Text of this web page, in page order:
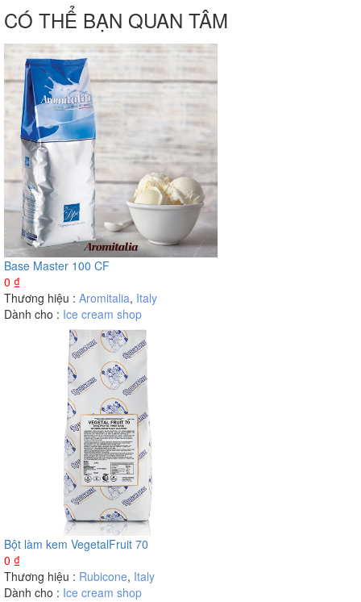
CÓ THỂ BẠN QUAN TÂM
Base Master 100 CF
0 ₫
Thương hiệu : Aromitalia, Italy
Dành cho : Ice cream shop
Bột làm kem VegetalFruit 70
0 ₫
Thương hiệu : Rubicone, Italy
Dành cho : Ice cream shop